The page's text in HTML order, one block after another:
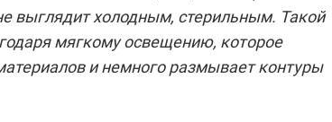
выглядит холодным, стерильным. Такой
мягкому освещению, которое
и немного размывает контуры